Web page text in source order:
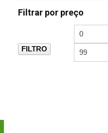
Filtrar por preço
FILTRO